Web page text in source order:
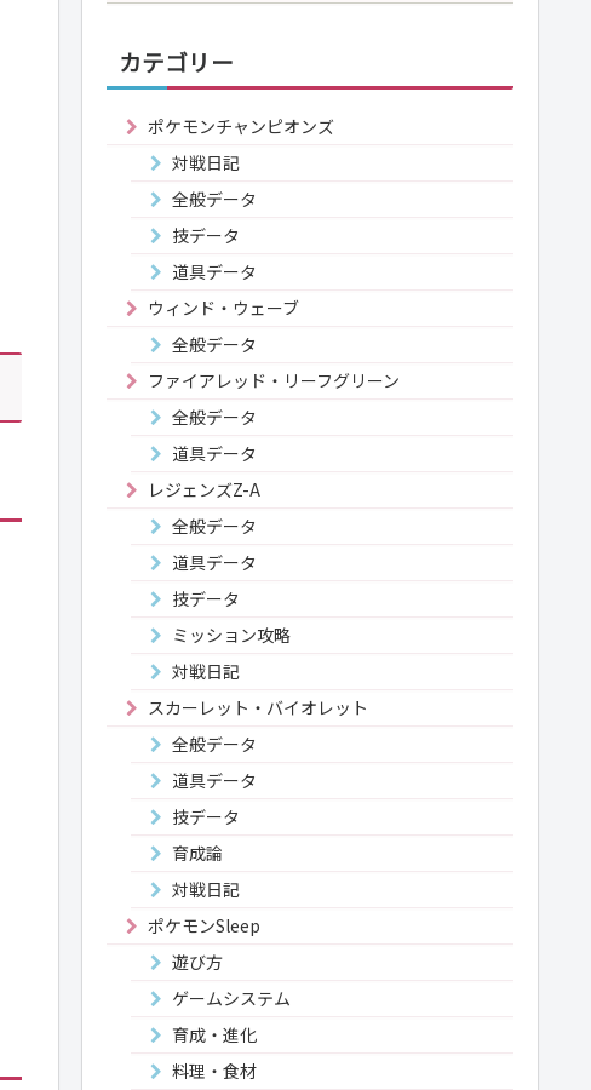
カテゴリー
ポケモンチャンピオンズ
対戦日記
全般データ
技データ
道具データ
ウィンド・ウェーブ
全般データ
ファイアレッド・リーフグリーン
全般データ
道具データ
レジェンズZ-A
全般データ
道具データ
技データ
ミッション攻略
対戦日記
スカーレット・バイオレット
全般データ
道具データ
技データ
育成論
対戦日記
ポケモンSleep
遊び方
ゲームシステム
育成・進化
料理・食材